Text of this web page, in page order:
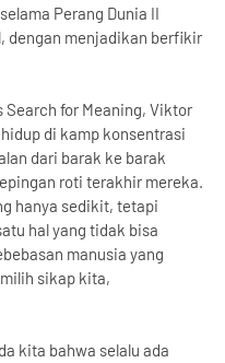
Perang Dunia II
dengan menjadikan berfikir
Search for Meaning, Viktor
di kamp konsentrasi
dari barak ke barak
roti terakhir mereka.
hanya sedikit, tetapi
hal yang tidak bisa
manusia yang
sikap kita,
kita bahwa selalu ada